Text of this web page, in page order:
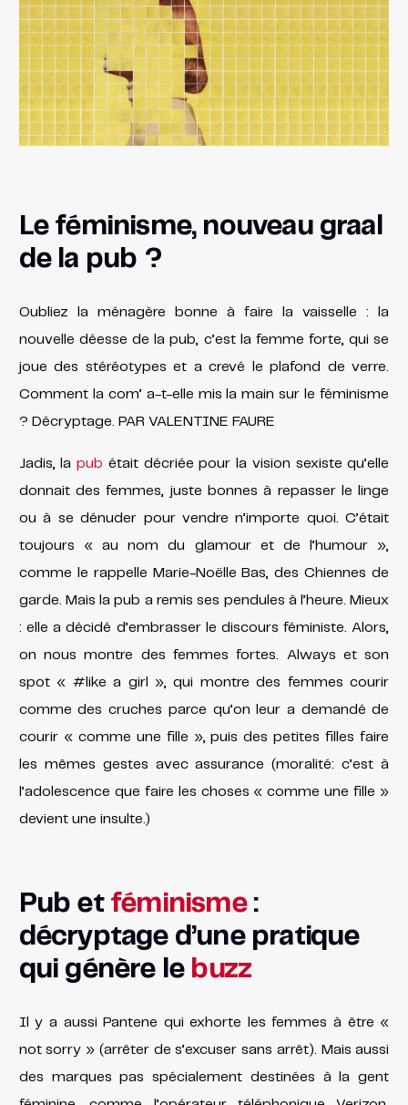
Le féminisme, nouveau graal
de la pub ?
Oubliez la ménagère bonne à faire la vaisselle : la
nouvelle déesse de la pub, c’est la femme forte, qui se
joue des stéréotypes et a crevé le plafond de verre.
Comment la com’ a-t-elle mis la main sur le féminisme
? Décryptage. PAR VALENTINE FAURE
Jadis, lapub était décriée pour la vision sexiste qu’elle
donnait des femmes, juste bonnes à repasser le linge
ou à se dénuder pour vendre n’importe quoi. C’était
toujours « au nom du glamour et de l’humour »,
comme le rappelle Marie-Noëlle Bas, des Chiennes de
garde. Mais la pub a remis ses pendules à l’heure. Mieux
: elle a décidé d’embrasser le discours féministe. Alors,
on nous montre des femmes fortes. Always et son
spot « #like a girl », qui montre des femmes courir
comme des cruches parce qu’on leur a demandé de
courir « comme une fille », puis des petites filles faire
les mêmes gestes avec assurance (moralité: c’est à
l’adolescence que faire les choses « comme une fille »
devient une insulte.)
Pub et féminisme:
décryptage d’une pratique
qui génère le buzz
Il y a aussi Pantene qui exhorte les femmes à être «
not sorry » (arrêter de s’excuser sans arrêt). Mais aussi
des marques pas spécialement destinées à la gent